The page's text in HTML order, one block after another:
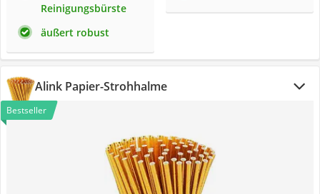
Reinigungsbürste
äußert robust
Alink Papier-Strohhalme
Bestseller